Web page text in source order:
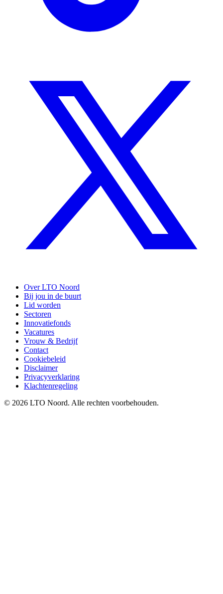
Over LTO Noord
Bij jou in de buurt
Lid worden
Sectoren
Innovatiefonds
Vacatures
Vrouw & Bedrijf
Contact
Cookiebeleid
Disclaimer
Privacyverklaring
Klachtenregeling
© 2026 LTO Noord. Alle rechten voorbehouden.